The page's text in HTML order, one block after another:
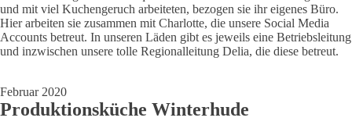
und mit viel Kuchengeruch arbeiteten, bezogen sie ihr eigenes Büro.
Hier arbeiten sie zusammen mit Charlotte, die unsere Social Media
Accounts betreut. In unseren Läden gibt es jeweils eine Betriebsleitung
und inzwischen unsere tolle Regionalleitung Delia, die diese betreut.
Februar 2020
Produktionsküche Winterhude